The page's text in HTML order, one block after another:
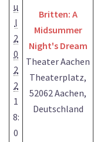
u
l
2
0
2
2
1
8:
0
Britten: A
Midsummer
Night's Dream
Theater Aachen
Theaterplatz,
52062 Aachen,
Deutschland